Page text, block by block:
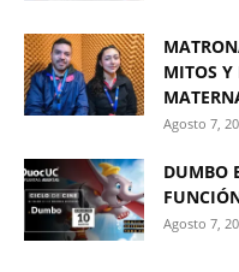
MITOS Y
Agosto 7,
DUMBO
Agosto 7,